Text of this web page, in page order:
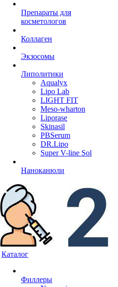
Препараты для
косметологов
Коллаген
Экзосомы
Липолитики
Aqualyx
Lipo Lab
LIGHT FIT
Meso-wharton
Liporase
Skinasil
PBSerum
DR.Lipo
Super V-line Sol
Наноканюли
Каталог
Филлеры